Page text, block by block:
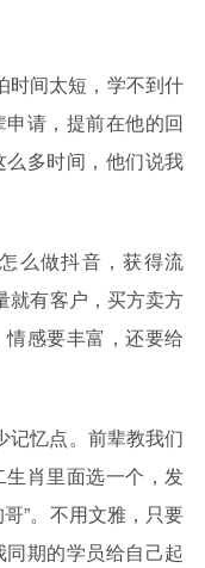
时间太短，学不到什
请，提前在他的回
多时间，他们说我
么做抖音，获得流
就有客户，买方卖方
感要丰富，还要给
记忆点。前辈教我们
肖里面选一个，发
”。不用文雅，只要
期的学员给自己起